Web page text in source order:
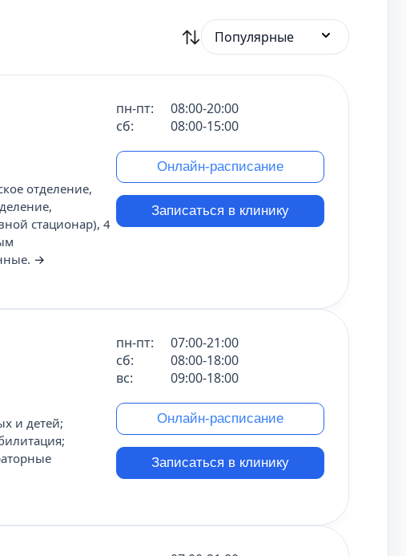
Популярные
отделение,
стационар), 4
→
пн-пт:
08:00-20:00
сб:
08:00-15:00
Онлайн-расписание
Записаться в клинику
и детей;
пн-пт:
07:00-21:00
сб:
08:00-18:00
вс:
09:00-18:00
Онлайн-расписание
Записаться в клинику